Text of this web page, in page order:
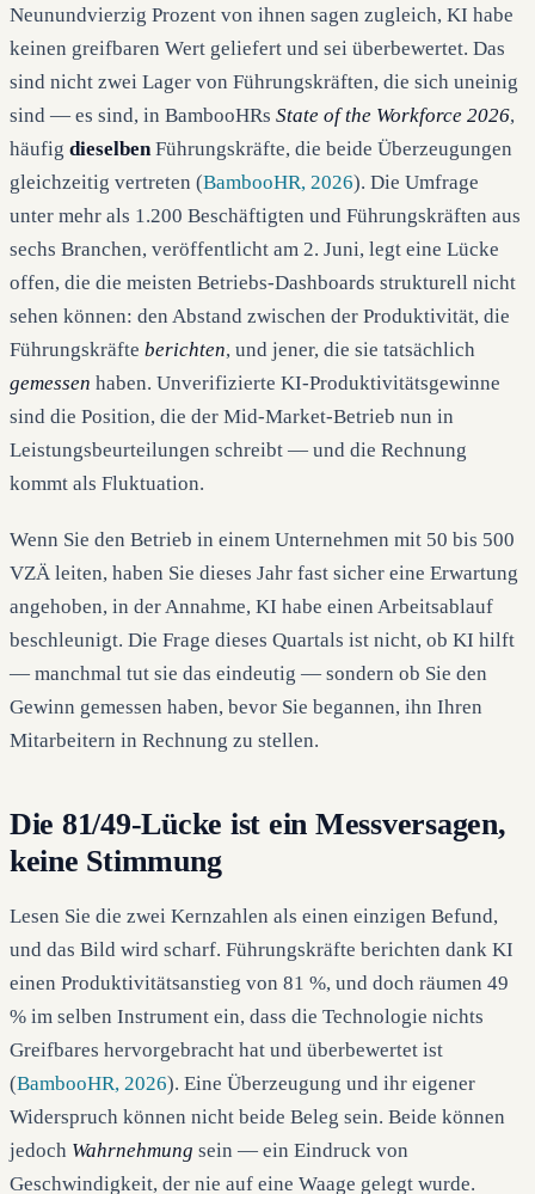
Neunundvierzig Prozent von ihnen sagen zugleich, KI habe
keinen greifbaren Wert geliefert und sei überbewertet. Das
sind nicht zwei Lager von Führungskräften, die sich uneinig
sind — es sind, in BambooHRs State of the Workforce 2026,
häufig dieselbenFührungskräfte, die beide Überzeugungen
gleichzeitig vertreten (BambooHR, 2026). Die Umfrage
unter mehr als 1.200 Beschäftigten und Führungskräften aus
sechs Branchen, veröffentlicht am 2. Juni, legt eine Lücke
offen, die die meisten Betriebs-Dashboards strukturell nicht
sehen können: den Abstand zwischen der Produktivität, die
Führungskräfte berichten, und jener, die sie tatsächlich
gemessen haben. Unverifizierte KI-Produktivitätsgewinne
sind die Position, die der Mid-Market-Betrieb nun in
Leistungsbeurteilungen schreibt — und die Rechnung
kommt als Fluktuation.
Wenn Sie den Betrieb in einem Unternehmen mit 50 bis 500
VZÄ leiten, haben Sie dieses Jahr fast sicher eine Erwartung
angehoben, in der Annahme, KI habe einen Arbeitsablauf
beschleunigt. Die Frage dieses Quartals ist nicht, ob KI hilft
— manchmal tut sie das eindeutig — sondern ob Sie den
Gewinn gemessen haben, bevor Sie begannen, ihn Ihren
Mitarbeitern in Rechnung zu stellen.
Die 81/49-Lücke ist ein Messversagen,
keine Stimmung
Lesen Sie die zwei Kernzahlen als einen einzigen Befund,
und das Bild wird scharf. Führungskräfte berichten dank KI
einen Produktivitätsanstieg von 81 %, und doch räumen 49
% im selben Instrument ein, dass die Technologie nichts
Greifbares hervorgebracht hat und überbewertet ist
(BambooHR, 2026). Eine Überzeugung und ihr eigener
Widerspruch können nicht beide Beleg sein. Beide können
jedoch Wahrnehmung sein — ein Eindruck von
Geschwindigkeit, der nie auf eine Waage gelegt wurde.